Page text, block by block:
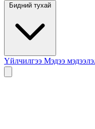
Бидний тухай
Үйлчилгээ Мэдээ